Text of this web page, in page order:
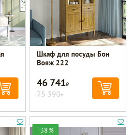
Шкаф для посуды Бон
Вояж 222
46 741Р
75 390Р
-38%